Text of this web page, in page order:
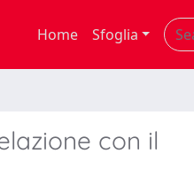
Home Sfoglia
con il